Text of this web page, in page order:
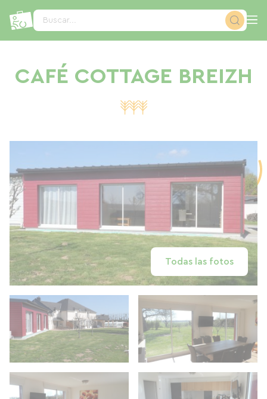
Buscar...
CAFÉ COTTAGE BREIZH
Todas las fotos
Panel de gestión de cookies